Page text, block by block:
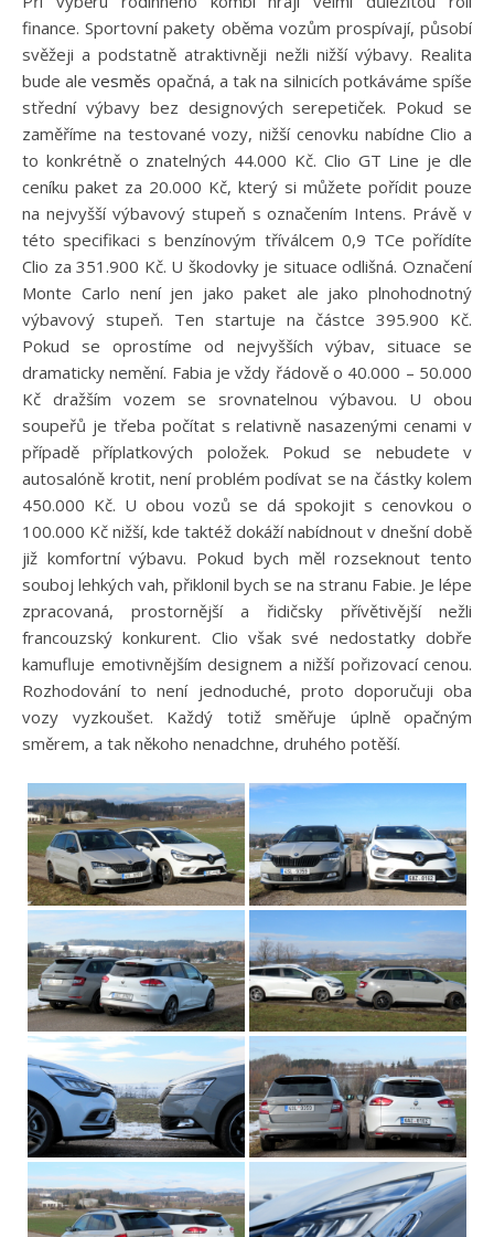
finance. Sportovní pakety oběma vozům prospívají, působí
svěžeji a podstatně atraktivněji nežli nižší výbavy. Realita
bude alevesměs opačná, a tak na silnicích potkáváme spíše
střední výbavy bez designových serepetiček. Pokud se
zaměříme na testované vozy, nižší cenovku nabídne Clio a
to konkrétně o znatelných 44.000 Kč. Clio GT Line je dle
ceníku paket za 20.000 Kč, který si můžete pořídit pouze
na nejvyšší výbavový stupeň s označením Intens. Právě v
této specifikaci s benzínovým tříválcem 0,9 TCe pořídíte
Clio za 351.900 Kč. U škodovky je situace odlišná. Označení
Monte Carlo není jen jako paket ale jako plnohodnotný
výbavový stupeň. Ten startuje na částce 395.900 Kč.
Pokud se oprostíme od nejvyšších výbav, situace se
dramaticky nemění. Fabia je vždy řádově o 40.000 – 50.000
Kč dražším vozem se srovnatelnou výbavou. U obou
soupeřů je třeba počítat s relativně nasazenými cenami v
případě příplatkových položek. Pokud se nebudete v
autosalóně krotit, není problém podívat se na částky kolem
450.000 Kč. U obou vozů se dá spokojit s cenovkou o
100.000 Kč nižší, kde taktéž dokáží nabídnout v dnešní době
již komfortní výbavu. Pokud bych měl rozseknout tento
souboj lehkých vah, přiklonil bych se na stranu Fabie. Je lépe
zpracovaná, prostornější a řidičsky přívětivější nežli
francouzský konkurent. Clio však své nedostatky dobře
kamufluje emotivnějším designem a nižší pořizovací cenou.
Rozhodování to není jednoduché, proto doporučuji oba
vozy vyzkoušet. Každý totiž směřuje úplně opačným
směrem, a tak někoho nenadchne, druhého potěší.